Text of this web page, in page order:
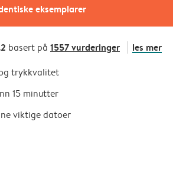
eksemplarer
basert på 1557 vurderinger les mer
trykkvalitet
15 minutter
viktige datoer